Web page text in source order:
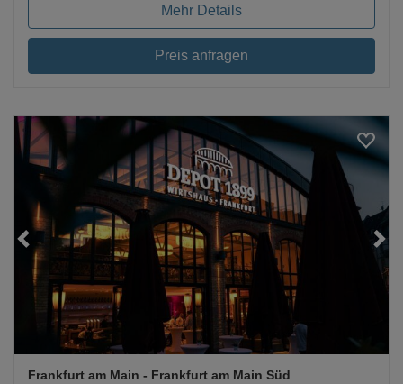
Mehr Details
Preis anfragen
Loading...
Frankfurt am Main - Frankfurt am Main Süd